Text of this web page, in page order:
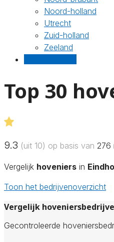
Noord-holland
Utrecht
Zuid-holland
Zeeland
Top 30
9.3 (uit 10) op basis van 276
Vergelijk hoveniers in
Toon het bedrijvenoverzicht
Vergelijk
Gecontroleerde